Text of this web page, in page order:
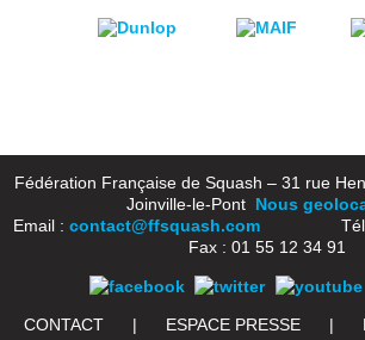
Fédération Française de Squash – 31 rue
Joinville-le-Pont Nous
Email : contact@ffsquash.comTél.: 01
Fax : 01 55 12 34 91
CONTACT | ESPACE PRESSE |